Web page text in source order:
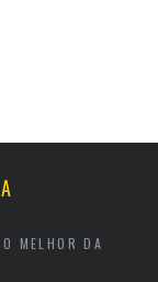
MELHOR DA